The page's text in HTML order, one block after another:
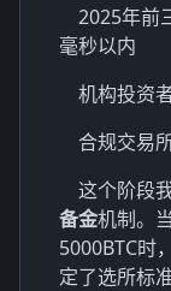
2025年前
毫秒以内
机构投资
合规交易
这个阶段
备金机制。
5000BTC时
定了选所标准